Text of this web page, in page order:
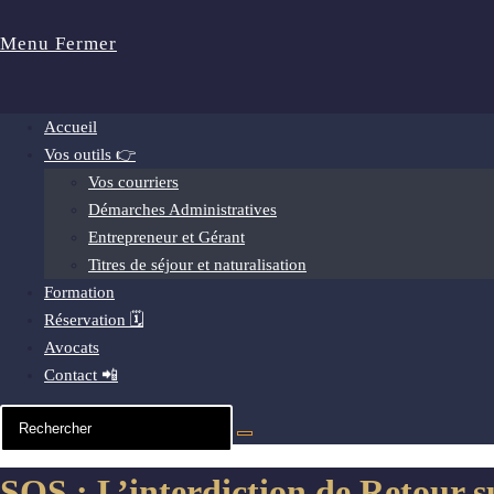
Menu Fermer
Accueil
Vos outils 👉
Vos courriers
Démarches Administratives
Entrepreneur et Gérant
Titres de séjour et naturalisation
Formation
Réservation 🗓️
Avocats
Contact 📲